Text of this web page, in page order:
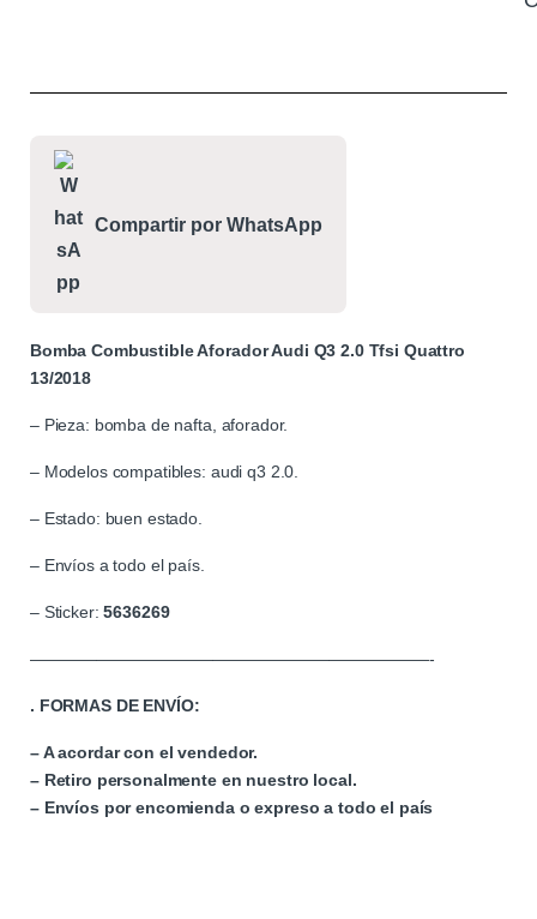
Compartir por WhatsApp
Bomba Combustible Aforador Audi Q3 2.0 Tfsi Quattro
13/2018
– Pieza: bomba de nafta, aforador.
– Modelos compatibles: audi q3 2.0.
– Estado: buen estado.
– Envíos a todo el país.
– Sticker: 5636269
————————————————————————-
. FORMAS DE ENVÍO:
– A acordar con el vendedor.
– Retiro personalmente en nuestro local.
– Envíos por encomienda o expreso a todo el país